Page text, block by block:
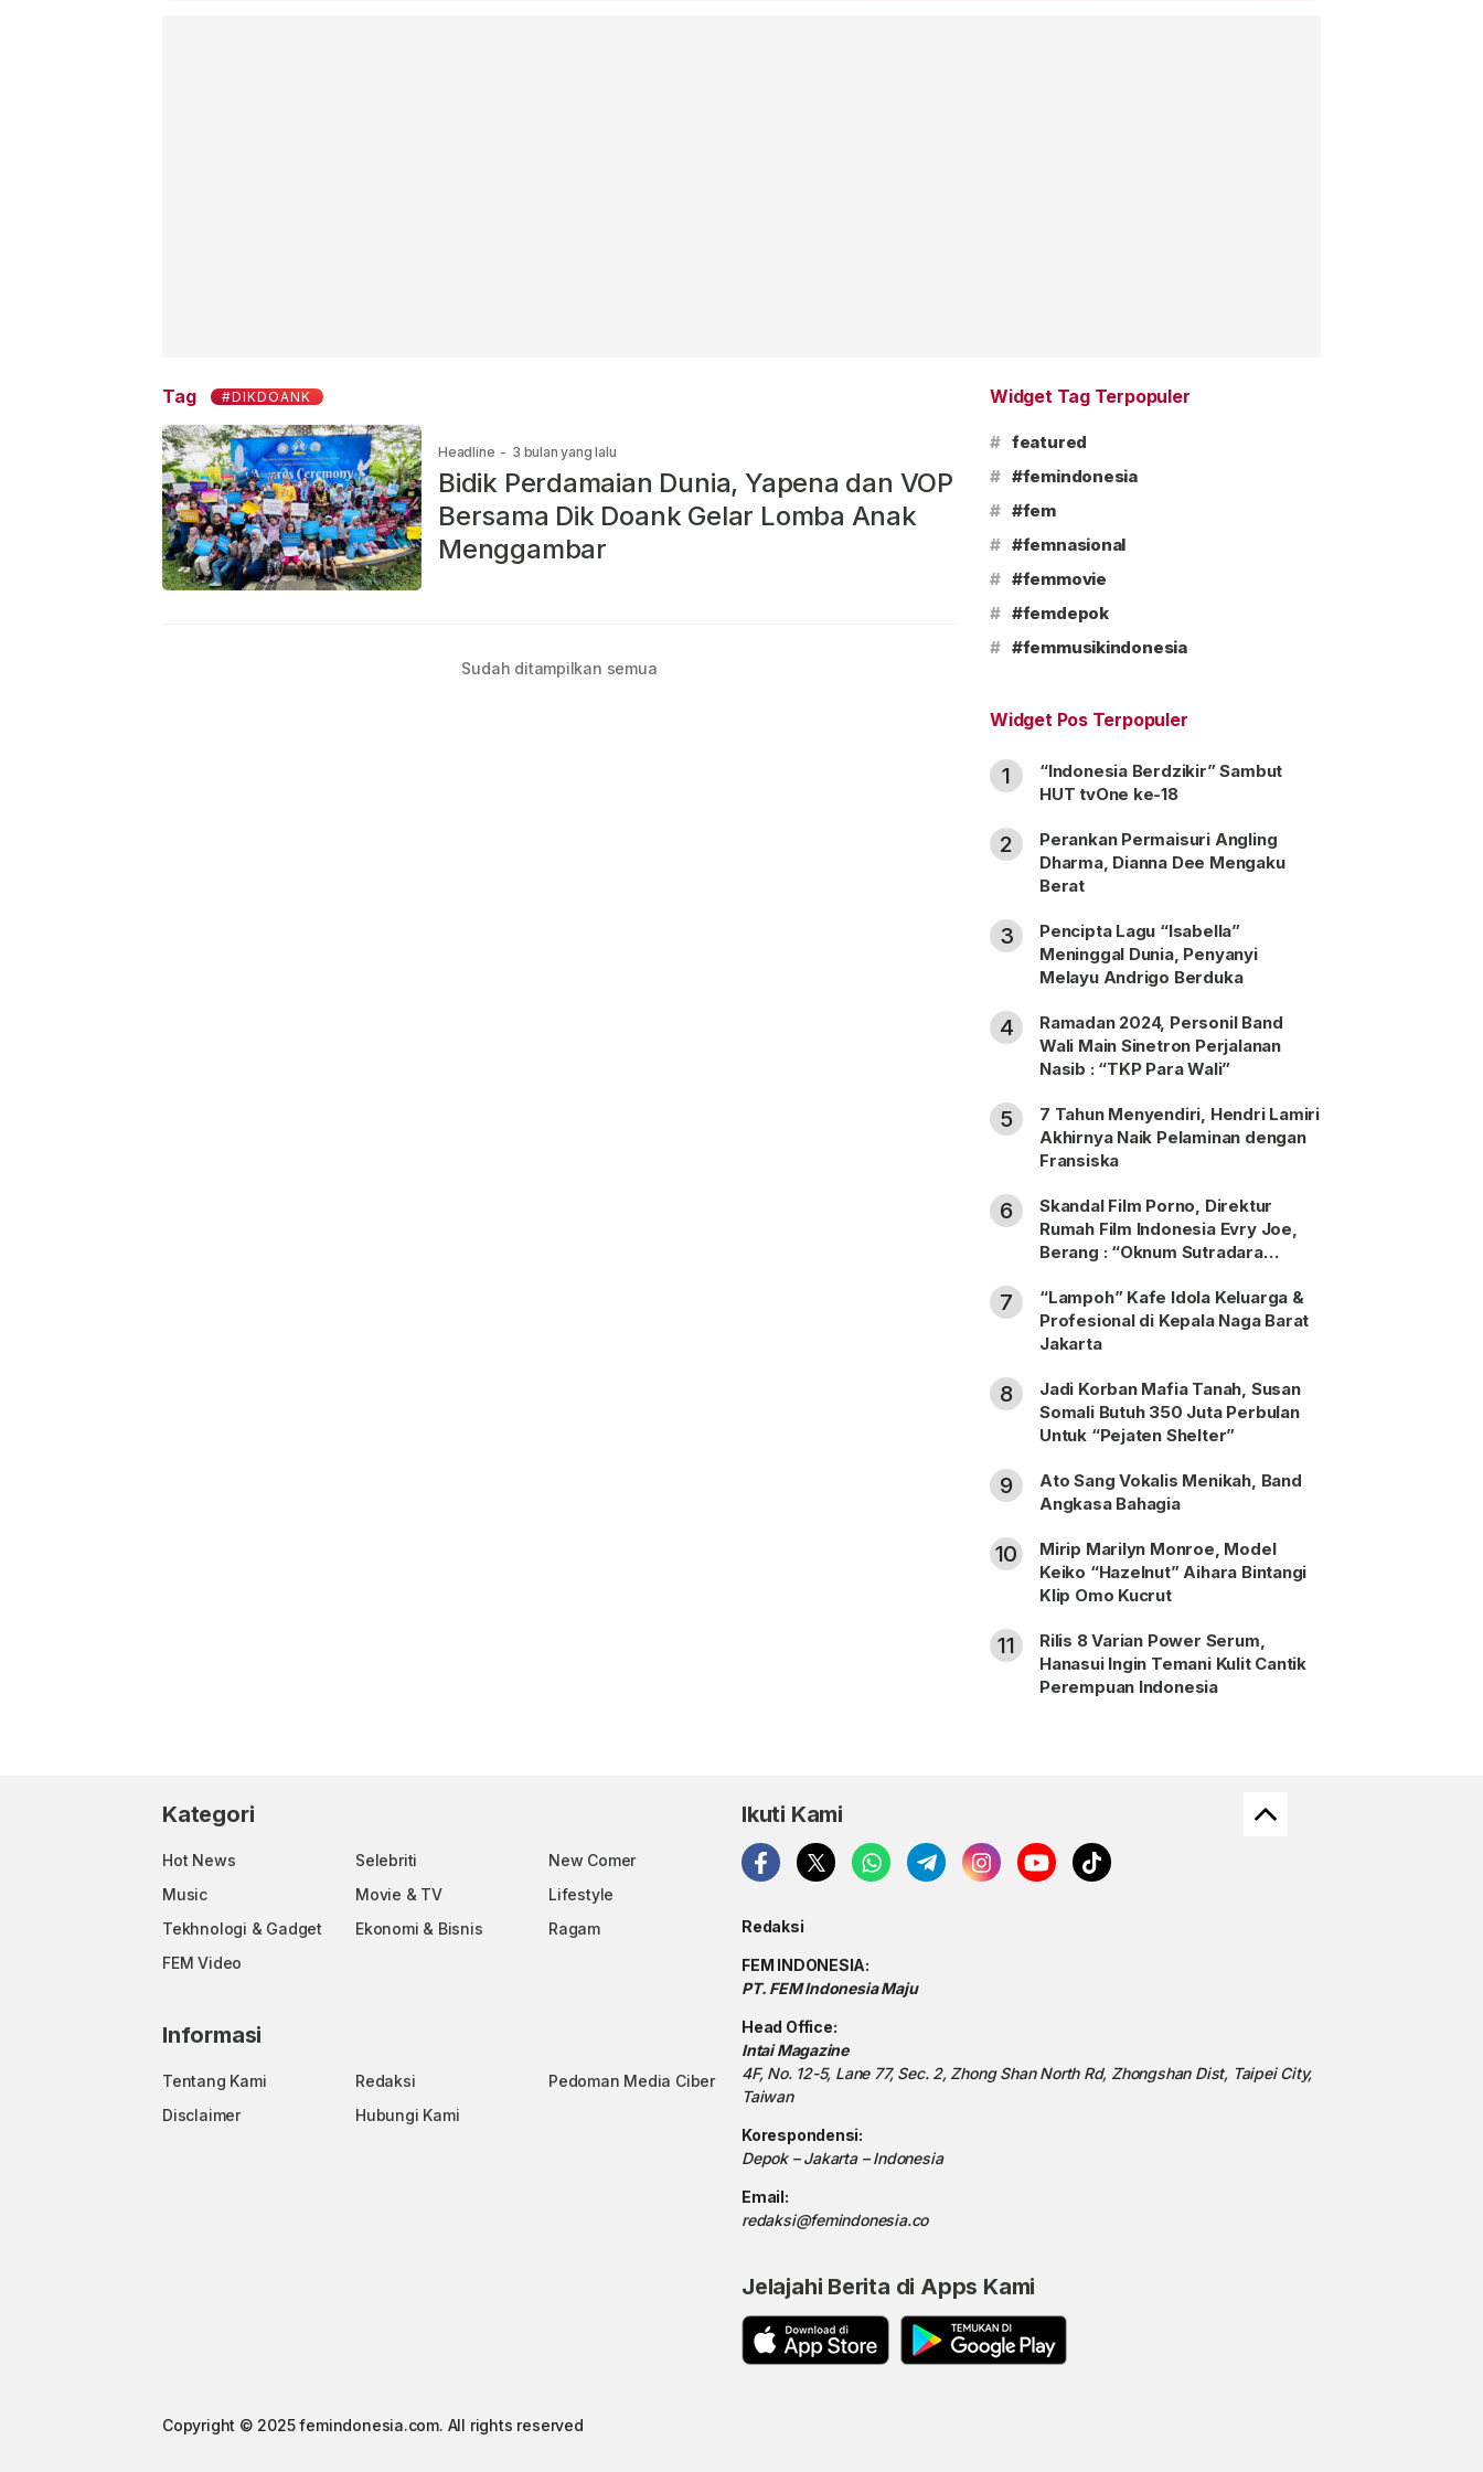
Tag #DIKDOANK
Headline - 3 bulan yang lalu
Bidik Perdamaian Dunia, Yapena dan VOP
Bersama Dik Doank Gelar Lomba Anak
Menggambar
Sudah ditampilkan semua
Widget Tag Terpopuler
# featured
# #femindonesia
# #fem
# #femnasional
# #femmovie
# #femdepok
# #femmusikindonesia
Widget Pos Terpopuler
1
“Indonesia Berdzikir” Sambut
HUT tvOne ke-18
2
Perankan Permaisuri Angling
Dharma, Dianna Dee Mengaku
Berat
3
Pencipta Lagu “Isabella”
Meninggal Dunia, Penyanyi
Melayu Andrigo Berduka
4
Ramadan 2024, Personil Band
Wali Main Sinetron Perjalanan
Nasib : “TKP Para Wali”
5
7 Tahun Menyendiri, Hendri Lamiri
Akhirnya Naik Pelaminan dengan
Fransiska
6
Skandal Film Porno, Direktur
Rumah Film Indonesia Evry Joe,
Berang : “Oknum Sutradara
7
“Lampoh” Kafe Idola Keluarga &
Profesional di Kepala Naga Barat
Jakarta
8
Jadi Korban Mafia Tanah, Susan
Somali Butuh 350 Juta Perbulan
Untuk “Pejaten Shelter”
9
Ato Sang Vokalis Menikah, Band
Angkasa Bahagia
10
Mirip Marilyn Monroe, Model
Keiko “Hazelnut” Aihara Bintangi
Klip Omo Kucrut
11
Rilis 8 Varian Power Serum,
Hanasui Ingin Temani Kulit Cantik
Perempuan Indonesia
Kategori
Hot News Selebriti
New Comer
Music
Movie & TV
Lifestyle
Tekhnologi & Gadget
Ekonomi & Bisnis
Ragam
FEM Video
Informasi
Tentang Kami Redaksi
Pedoman Media Ciber
Disclaimer
Hubungi Kami
Ikuti Kami
Redaksi
FEM INDONESIA:
PT. FEM Indonesia Maju
Head Office:
Intai Magazine
4F, No. 12-5, Lane 77, Sec. 2, Zhong Shan North Rd, Zhongshan Dist, Taipei City,
Taiwan
Korespondensi:
Depok – Jakarta – Indonesia
Email:
redaksi@femindonesia.co
Jelajahi Berita di Apps Kami
Copyright © 2025 femindonesia.com. All rights reserved